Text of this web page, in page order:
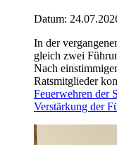
Datum:
In der
gleich zwei
Nach
Ratsmitglieder
Feuerwehren der
Verstärkung der